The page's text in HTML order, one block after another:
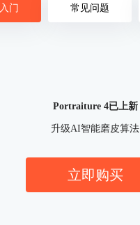
门 常见问题
Portraiture 4已上新
升级AI智能磨皮算法
立即购买